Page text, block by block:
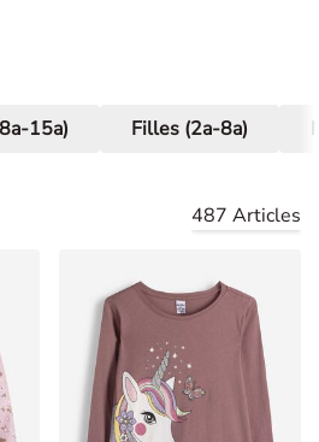
15a) Filles (2a-8a)
487 Articles